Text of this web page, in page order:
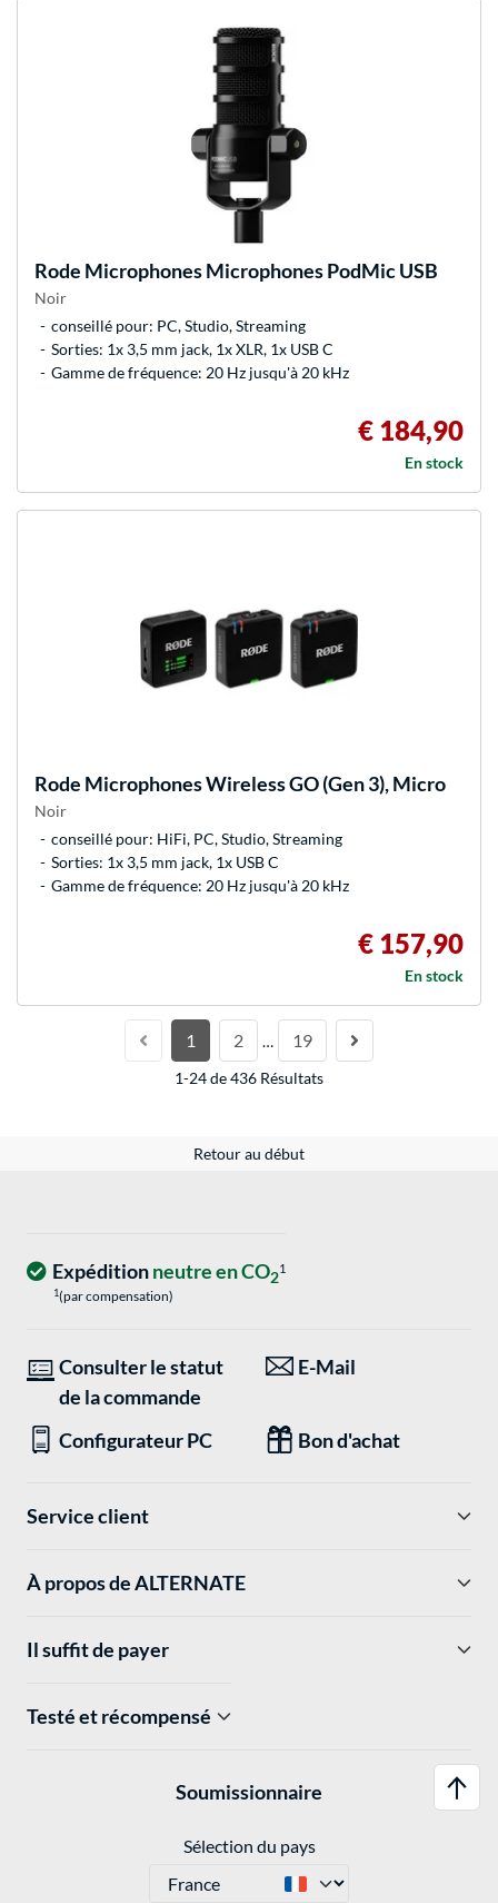
Rode MicrophonesMicrophones PodMic USB
Noir
conseillé pour: PC, Studio, Streaming
Sorties: 1x 3,5 mm jack, 1x XLR, 1x USB C
Gamme de fréquence: 20 Hz jusqu'à 20 kHz
€ 184,90
En stock
Rode MicrophonesWireless GO (Gen 3), Micro
Noir
conseillé pour: HiFi, PC, Studio, Streaming
Sorties: 1x 3,5 mm jack, 1x USB C
Gamme de fréquence: 20 Hz jusqu'à 20 kHz
€ 157,90
En stock
1 2 … 19
1-24 de 436 Résultats
Retour au début
Expéditionneutre en CO21
1(par compensation)
Consulter le statut
de la commande
E-Mail
Configurateur PC Bon d'achat
Service client
À propos de ALTERNATE
Il suffit de payer
Testé et récompensé
Soumissionnaire
Sélection du pays